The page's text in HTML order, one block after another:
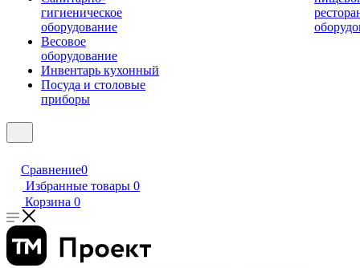
гигиеническое
оборудование
Весовое
оборудование
Инвентарь кухонный
Посуда и столовые
приборы
Сравнение0
Избранные товары 0
Корзина 0